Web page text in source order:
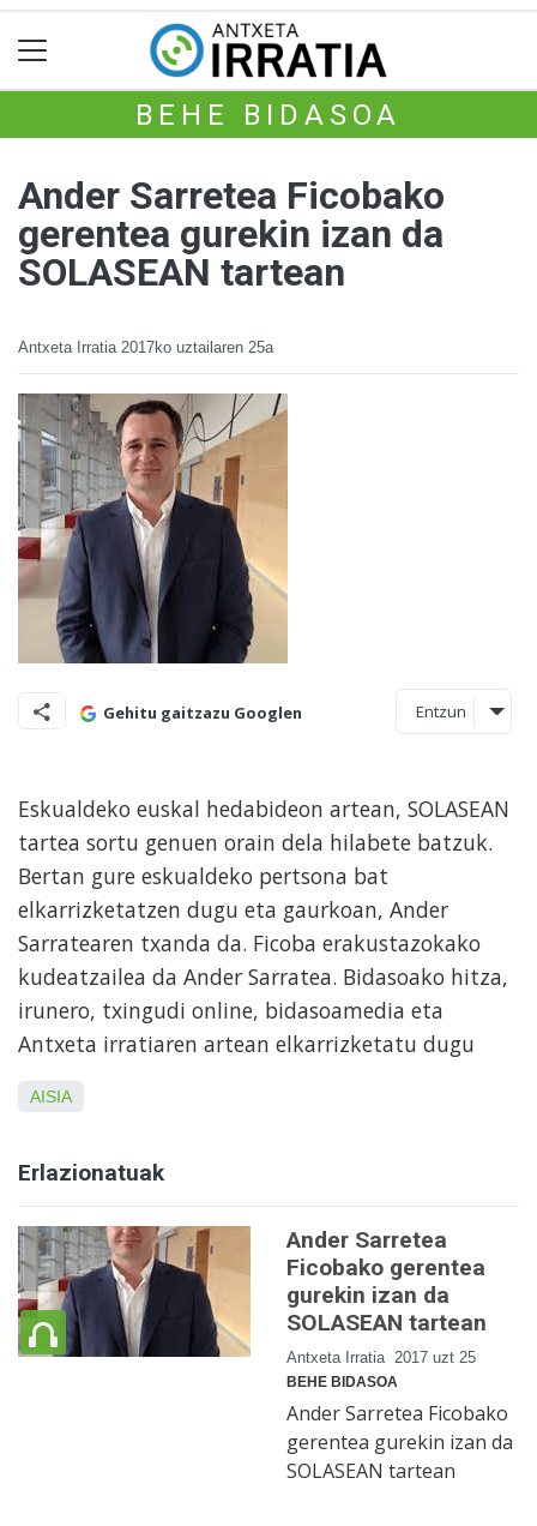
BEHE BIDASOA
Ander Sarretea Ficobako
gerentea gurekin izan da
SOLASEAN tartean
Antxeta Irratia 2017ko uztailaren 25a
Gehitu gaitzazu Googlen Entzun
Eskualdeko euskal hedabideon artean, SOLASEAN
tartea sortu genuen orain dela hilabete batzuk.
Bertan gure eskualdeko pertsona bat
elkarrizketatzen dugu eta gaurkoan, Ander
Sarratearen txanda da. Ficoba erakustazokako
kudeatzailea da Ander Sarratea. Bidasoako hitza,
irunero, txingudi online, bidasoamedia eta
Antxeta irratiaren artean elkarrizketatu dugu
AISIA
Erlazionatuak
Ander Sarretea
Ficobako gerentea
gurekin izan da
SOLASEAN tartean
Antxeta Irratia 2017 uzt 25
BEHE BIDASOA
Ander Sarretea Ficobako
gerentea gurekin izan da
SOLASEAN tartean